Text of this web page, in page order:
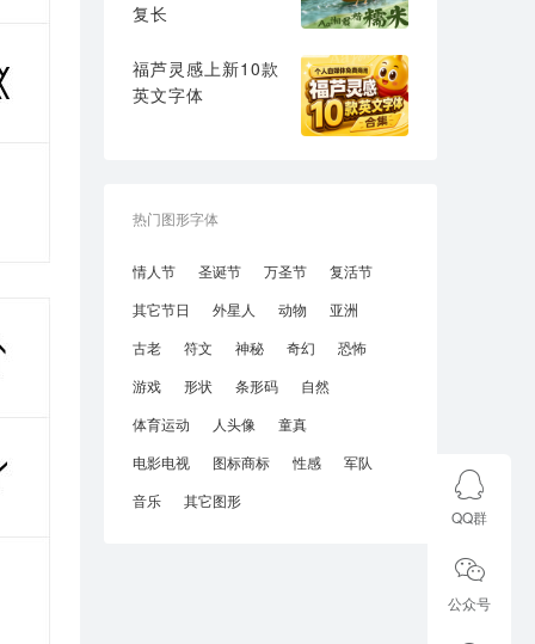
复长
福芦灵感上新10款
英文字体
热门图形字体
情人节 圣诞节 万圣节
复活节
其它节日
外星人 动物
亚洲
古老
符文 神秘 奇幻
恐怖
游戏
形状 条形码
自然
体育运动
人头像
童真
电影电视
图标商标 性感
军队
音乐
其它图形
QQ群
公众号